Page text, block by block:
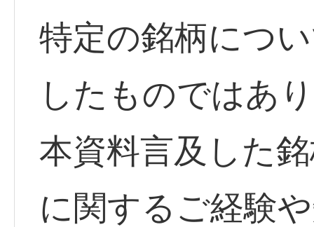
特定の銘柄につ
したものではあ
本資料言及した
に関するご経験